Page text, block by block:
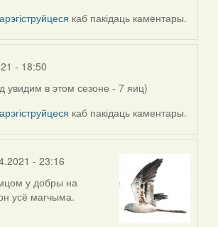
каб пакідаць каментары.
- 18:50
увидим в этом сезоне - 7 яиц)
каб пакідаць каментары.
- 23:16
у добры на
усё магчыма.